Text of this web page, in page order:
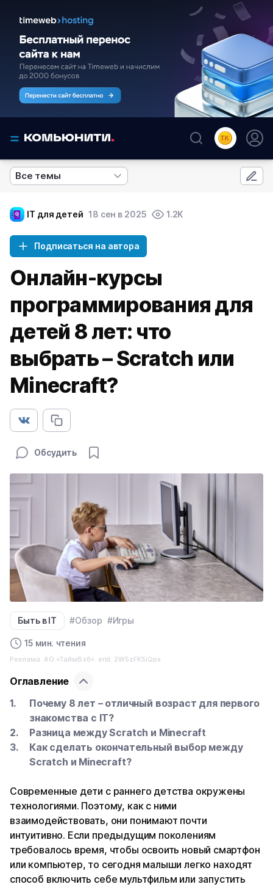
Все темы
IT для детей 18 сен в 2025 1.2K
Подписаться на автора
Онлайн-курсы
программирования для
детей 8 лет: что
выбрать – Scratch или
Minecraft?
Обсудить
Быть в IT #Обзор #Игры
15 мин. чтения
Реклама. АО «ТаймВэб». erid: 2W5zFK5iQpx
Оглавление
Почему 8 лет – отличный возраст для первого
знакомства с IT?
Разница между Scratch и Minecraft
Как сделать окончательный выбор между
Scratch и Minecraft?
Современные дети с раннего детства окружены
технологиями. Поэтому, как с ними
взаимодействовать, они понимают почти
интуитивно. Если предыдущим поколениям
требовалось время, чтобы освоить новый смартфон
или компьютер, то сегодня малыши легко находят
способ включить себе мультфильм или запустить